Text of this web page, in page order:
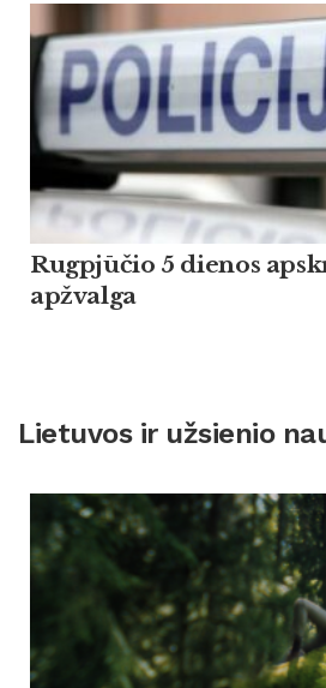
Rugpjūčio 5 dienos
apžvalga
Lietuvos ir užsienio